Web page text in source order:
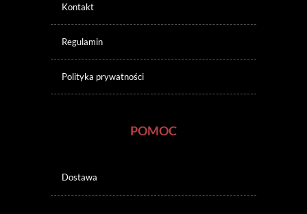
Kontakt
Regulamin
Polityka prywatności
POMOC
Dostawa